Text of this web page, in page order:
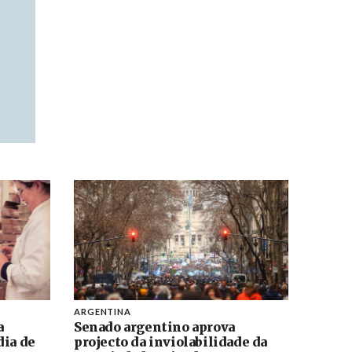
de
ARGENTINA
Senado argentino aprova
projecto da inviolabilidade da